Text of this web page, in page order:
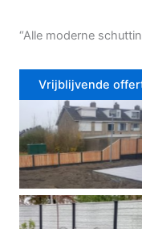
“Alle moderne
Vrijblijvende
Douglas schutting